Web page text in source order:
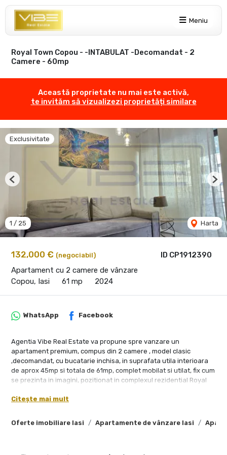
Meniu
Royal Town Copou - -INTABULAT -Decomandat - 2
Camere - 60mp
Această proprietate nu mai este activă,
te invităm să vizualizezi proprietăți similare
ID CP1912390
132,000 € (negociabil)
Apartament cu 2 camere de vânzare
Copou, Iasi
61 mp 2024
Exclusivitate
1 / 25 Harta
Previous
Oferte imobiliare Iasi Apartamente de vânzare Iasi
WhatsApp Facebook
Agentia Vibe Real Estate va propune spre vanzare un
apartament premium, compus din 2 camere , model clasic
,decomandat, cu bucatarie inchisa, in suprafata utila interioara
de aprox 45mp si totala de 61mp, complet mobilat si utilat, fix cum
se prezinta in imagini, pozitionat in complexul rezidential Royal
distanta cu mijlocul de transport in comun de univ. Alexandru
Complexul dispune de toate facilitatile necesare unui trai la nivel
inalt: Securitate, zona verde, vecini linistiti, supermarket, sala de
Citește mai mult